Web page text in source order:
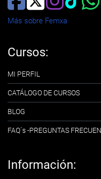
Más sobre Femxa
Cursos:
MI PERFIL
CATÁLOGO DE CURSOS
BLOG
FAQ´s -PREGUNTAS
Información: